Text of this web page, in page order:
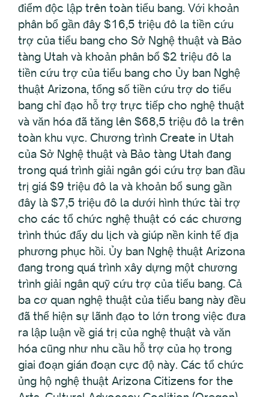
điểm độc lập trên toàn tiểu bang. Với khoản
phân bổ gần đây $16,5 triệu đô la tiền cứu
trợ của tiểu bang cho Sở Nghệ thuật và Bảo
tàng Utah và khoản phân bổ $2 triệu đô la
tiền cứu trợ của tiểu bang cho Ủy ban Nghệ
thuật Arizona, tổng số tiền cứu trợ do tiểu
bang chỉ đạo hỗ trợ trực tiếp cho nghệ thuật
và văn hóa đã tăng lên $68,5 triệu đô la trên
toàn khu vực. Chương trình Create in Utah
của Sở Nghệ thuật và Bảo tàng Utah đang
trong quá trình giải ngân gói cứu trợ ban đầu
trị giá $9 triệu đô la và khoản bổ sung gần
đây là $7,5 triệu đô la dưới hình thức tài trợ
cho các tổ chức nghệ thuật có các chương
trình thúc đẩy du lịch và giúp nền kinh tế địa
phương phục hồi. Ủy ban Nghệ thuật Arizona
đang trong quá trình xây dựng một chương
trình giải ngân quỹ cứu trợ của tiểu bang. Cả
ba cơ quan nghệ thuật của tiểu bang này đều
đã thể hiện sự lãnh đạo to lớn trong việc đưa
ra lập luận về giá trị của nghệ thuật và văn
hóa cũng như nhu cầu hỗ trợ của họ trong
giai đoạn gián đoạn cực độ này. Các tổ chức
ủng hộ nghệ thuật Arizona Citizens for the